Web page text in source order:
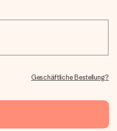
Geschäftliche Bestellung?